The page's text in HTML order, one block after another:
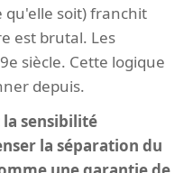
soit) franchit
est brutal. Les
siècle. Cette logique
depuis.
sensibilité
la séparation du